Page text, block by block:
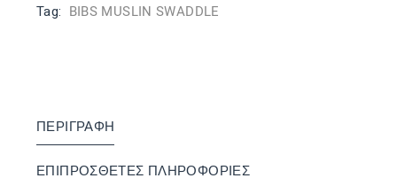
Tag: BIBS MUSLIN SWADDLE
ΠΕΡΙΓΡΑΦΉ
ΕΠΙΠΡΌΣΘΕΤΕΣ ΠΛΗΡΟΦΟΡΊΕΣ